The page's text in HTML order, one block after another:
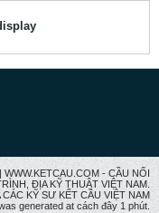
- CẦU NỐI
ĐỊA KỸ THUẬT VIỆT NAM.
KỸ SƯ KẾT CÂU VIỆT NAM
generated at cách đây 1 phút.